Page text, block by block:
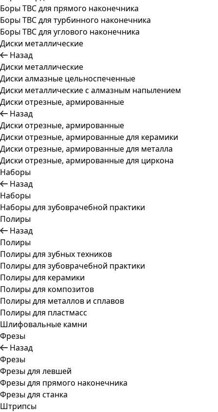
Боры ТВС для прямого наконечника
Боры ТВС для турбинного наконечника
Боры ТВС для углового наконечника
Диски металлические
Назад
Диски металлические
Диски алмазные цельноспеченные
Диски металлические с алмазным напылением
Диски отрезные, армированные
Назад
Диски отрезные, армированные
Диски отрезные, армированные для керамики
Диски отрезные, армированные для металла
Диски отрезные, армированные для циркона
Наборы
Назад
Наборы
Наборы для зубоврачебной практики
Полиры
Назад
Полиры
Полиры для зубных техников
Полиры для зубоврачебной практики
Полиры для керамики
Полиры для композитов
Полиры для металлов и сплавов
Полиры для пластмасс
Шлифовальные камни
Фрезы
Назад
Фрезы
Фрезы для левшей
Фрезы для прямого наконечника
Фрезы для станка
Штрипсы